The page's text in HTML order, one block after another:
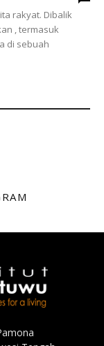
rakyat. Dibalik
, termasuk
di sebuah